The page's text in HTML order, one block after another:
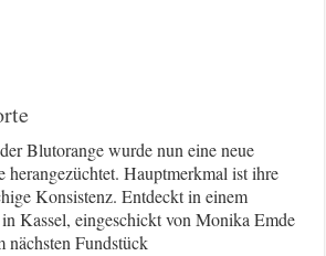
Blutorange wurde nun eine neue
herangezüchtet. Hauptmerkmal ist ihre
Konsistenz. Entdeckt in einem
Kassel, eingeschickt von Monika Emde
nächsten Fundstück